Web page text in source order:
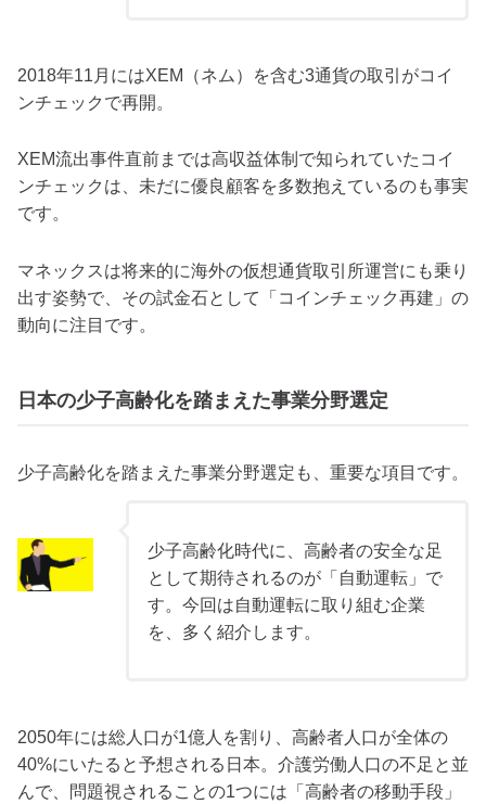
2018年11月にはXEM（ネム）を含む3通貨の取引がコイ
ンチェックで再開。
XEM流出事件直前までは高収益体制で知られていたコイ
ンチェックは、未だに優良顧客を多数抱えているのも事実
です。
マネックスは将来的に海外の仮想通貨取引所運営にも乗り
出す姿勢で、その試金石として「コインチェック再建」の
動向に注目です。
日本の少子高齢化を踏まえた事業分野選定
少子高齢化を踏まえた事業分野選定も、重要な項目です。
少子高齢化時代に、高齢者の安全な足
として期待されるのが「自動運転」で
す。今回は自動運転に取り組む企業
を、多く紹介します。
2050年には総人口が1億人を割り、高齢者人口が全体の
40%にいたると予想される日本。介護労働人口の不足と並
んで、問題視されることの1つには「高齢者の移動手段」